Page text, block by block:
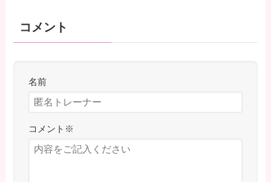
コメント
名前
コメント ※